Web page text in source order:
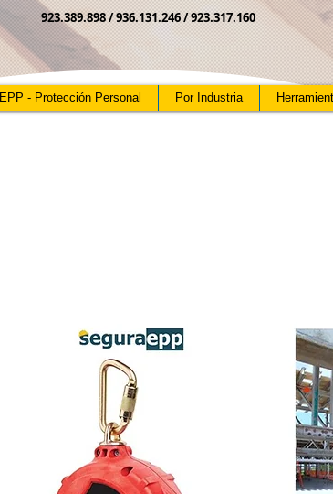
923.389.898 /936.131.246 / 923.317.160
EPP - Protección Personal Por Industria